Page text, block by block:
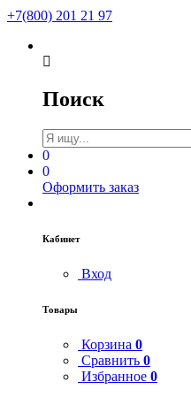
+7(800) 201 21 97
Поиск
0
0
Оформить заказ
Кабинет
Вход
Товары
Корзина 0
Сравнить 0
Избранное 0